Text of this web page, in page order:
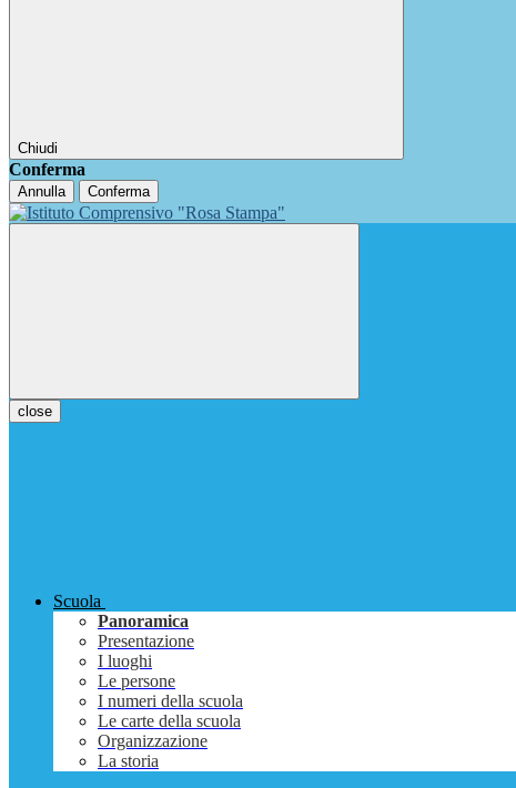
Chiudi
Conferma
Annulla Conferma
close
Scuola
Panoramica
Presentazione
I luoghi
Le persone
I numeri della scuola
Le carte della scuola
Organizzazione
La storia